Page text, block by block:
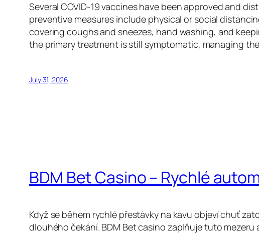
Several COVID-19 vaccines have been approved and
preventive measures include physical or social
covering coughs and sneezes, hand washing, and
the primary treatment is still symptomatic, managing
July 31, 2026
BDM Bet Casino – Rychlé
Když se během rychlé přestávky na kávu objeví chuť
dlouhého čekání. BDM Bet casino zaplňuje tuto